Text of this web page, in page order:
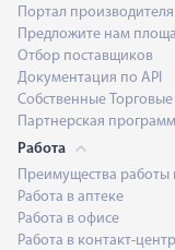
Портал производителя
Предложите нам
Отбор поставщиков
Документация по API
Собственные
Партнерская
Работа
Преимущества работы
Работа в аптеке
Работа в офисе
Работа в контакт-